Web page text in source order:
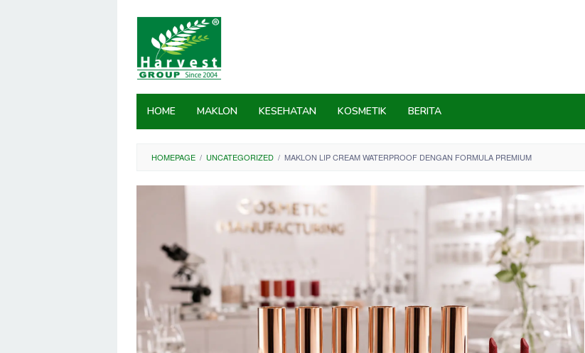
HOME MAKLON KESEHATAN KOSMETIK BERITA
HOMEPAGE / UNCATEGORIZED / MAKLON LIP CREAM WATERPROOF DENGAN FORMULA PREMIUM